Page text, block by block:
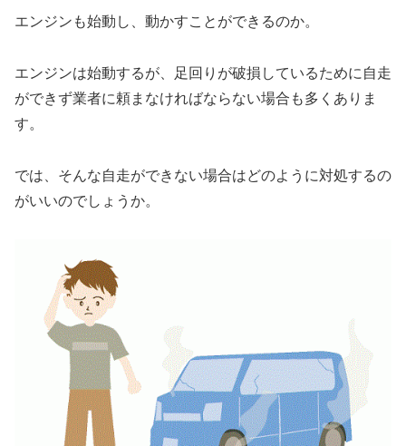
エンジンも始動し、動かすことができるのか。
エンジンは始動するが、足回りが破損しているために自走
ができず業者に頼まなければならない場合も多くありま
す。
では、そんな自走ができない場合はどのように対処するの
がいいのでしょうか。